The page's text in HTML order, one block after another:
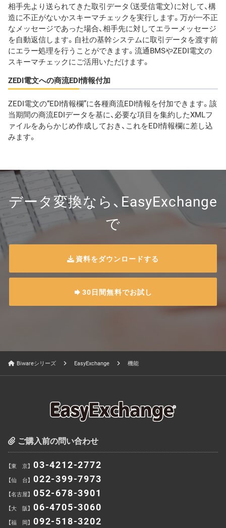
相手先より送られてきた取引データ（送受信電文）に対して、構
造に不正がないかスキーマチェックを実行します。万が一不正
なメッセージであった場合、相手先に対してエラーメッセージ
を自動返信します。自社の基幹システムに取引データを渡す前
にエラー処理を行うことができます。流通BMSやZEDI電文の
スキーマチェックにご活用いただけます。
ZEDI電文への商流EDI情報付加
ZEDI電文の“EDI情報欄”に各種商流EDI情報を付加できます。該
当期間の商流EDIデータを基に、必要な項目を集約したXMLフ
ァイルをあらかじめ作成しておき、これをEDI情報欄に差し込
みます。
データ変換なら、EasyExchange
で
資料をダウンロードする
30日間無料でお試し
Biwareシリーズ EasyExchange 機能
ご購入前の問い合わせ
【東 京】 03-4212-2772
【仙 台】 022-399-7973
【名古屋】 052-678-3901
【大 阪】 06-4705-3060
【福 岡】 092-518-3202